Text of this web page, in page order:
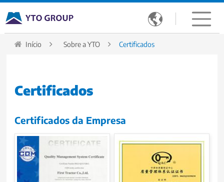

Início Sobre a YTO Certificados
Certificados
Certificados da Empresa